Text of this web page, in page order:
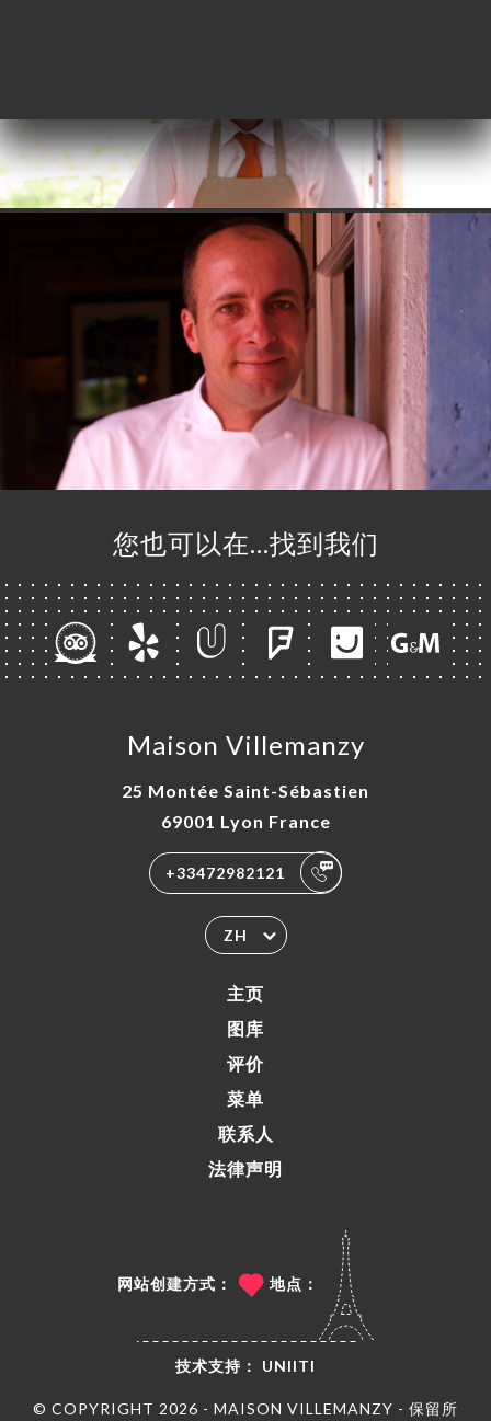
您也可以在…找到我们
Maison Villemanzy
25 Montée Saint-Sébastien
69001 Lyon France
+33472982121
ZH
主页
图库
评价
菜单
联系人
法律声明
© COPYRIGHT 2026 - MAISON VILLEMANZY - 保留所
网站创建方式： 地点：
技术支持： UNIITI